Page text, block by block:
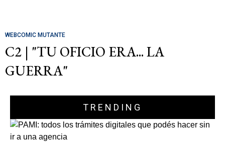
WEBCOMIC MUTANTE
C2 | "TU OFICIO ERA... LA
GUERRA"
TRENDING